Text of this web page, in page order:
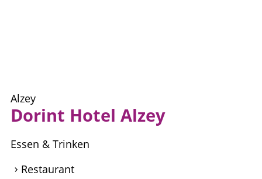
Alzey
Dorint Hotel Alzey
Essen & Trinken
Restaurant